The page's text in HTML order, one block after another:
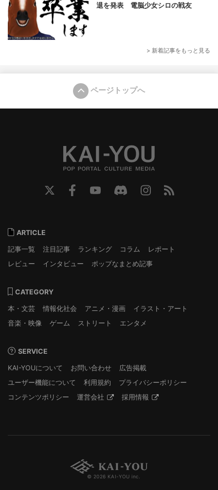
退を発表 電脳少女シロの戦友
> 新着記事をもっと見る
ページトップへ
ARTICLE
記事一覧
注目記事 ランキング コラム
レポート
レビュー
インタビュー ポップなまとめ記事
CATEGORY
本・文芸
情報化社会 アニメ・漫画
イラスト・アート
音楽・映像
ゲーム ストリート エンタメ
SERVICE
KAI-YOUについて
お問い合わせ
広告掲載
ユーザー機能について
利用規約
プライバシーポリシー
コンテンツポリシー
運営会社 採用情報
© 2026 KAI-YOU inc.